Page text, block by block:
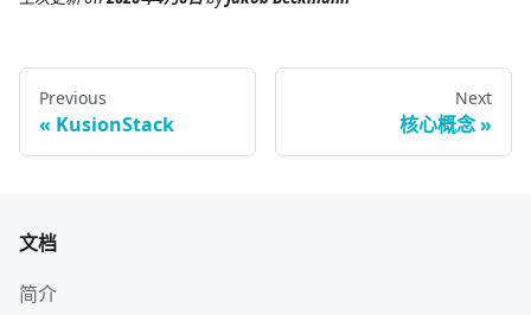
Previous
KusionStack
Next
核心概念
文档
简介